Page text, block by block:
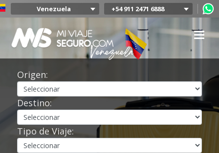
+54 911 2471 6888
Venezuela
Argentina
Colombia
Mexico
Peru
Origen:
Destino:
Tipo de Viaje: